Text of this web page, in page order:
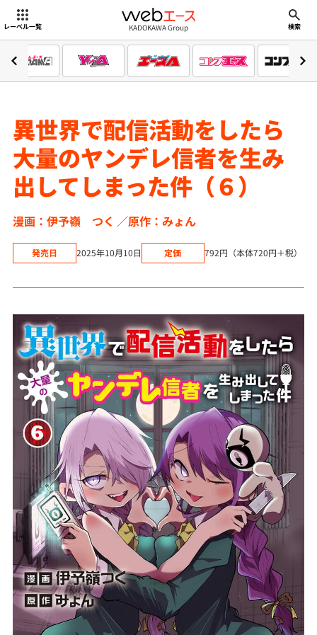
レーベル一覧 webエース
KADOKAWA Group 検索
異世界で配信活動をしたら
大量のヤンデレ信者を生み
出してしまった件（６）
漫画：伊予嶺 つく 原作：みょん
発売日 2025年10月10日 定価 792円（本体720円＋税）